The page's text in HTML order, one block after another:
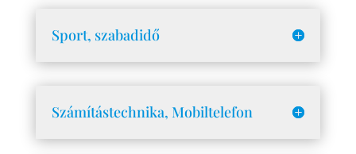
Sport, szabadidő
Számítástechnika, Mobiltelefon